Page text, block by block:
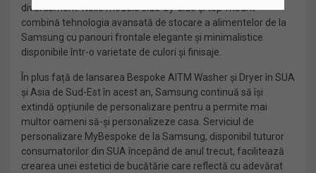
divertisment. Noile modele side-by-side și top-mount
combină tehnologia avansată de stocare a alimentelor de la
Samsung cu panouri frontale elegante și minimalistice
disponibile într-o varietate de culori și finisaje.
În plus față de lansarea Bespoke AITM Washer și Dryer în SUA
și Asia de Sud-Est în acest an, Samsung continuă să își
extindă opțiunile de personalizare pentru a permite mai
multor oameni să-și personalizeze casa. Serviciul de
personalizare MyBespoke de la Samsung, disponibil tuturor
consumatorilor din SUA începând de anul trecut, facilitează
crearea unei estetici de bucătărie care reflectă cu adevărat